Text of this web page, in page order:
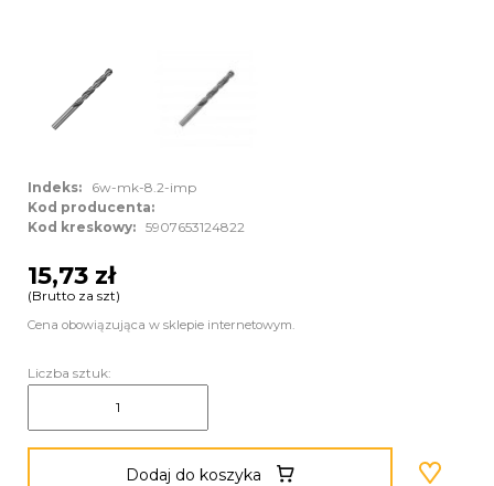
Indeks:
6w-mk-8.2-imp
Kod producenta:
Kod kreskowy: 5907653124822
15,73 zł
(Brutto za szt)
Cena obowiązująca w sklepie internetowym.
Liczba sztuk:
Dodaj do koszyka